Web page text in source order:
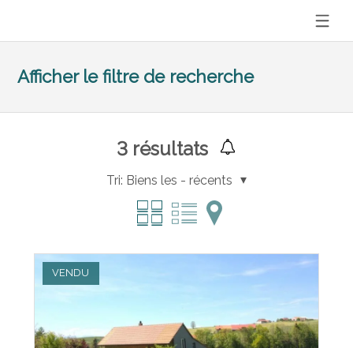
Afficher le filtre de recherche
3 résultats
Tri: Biens les - récents
VENDU